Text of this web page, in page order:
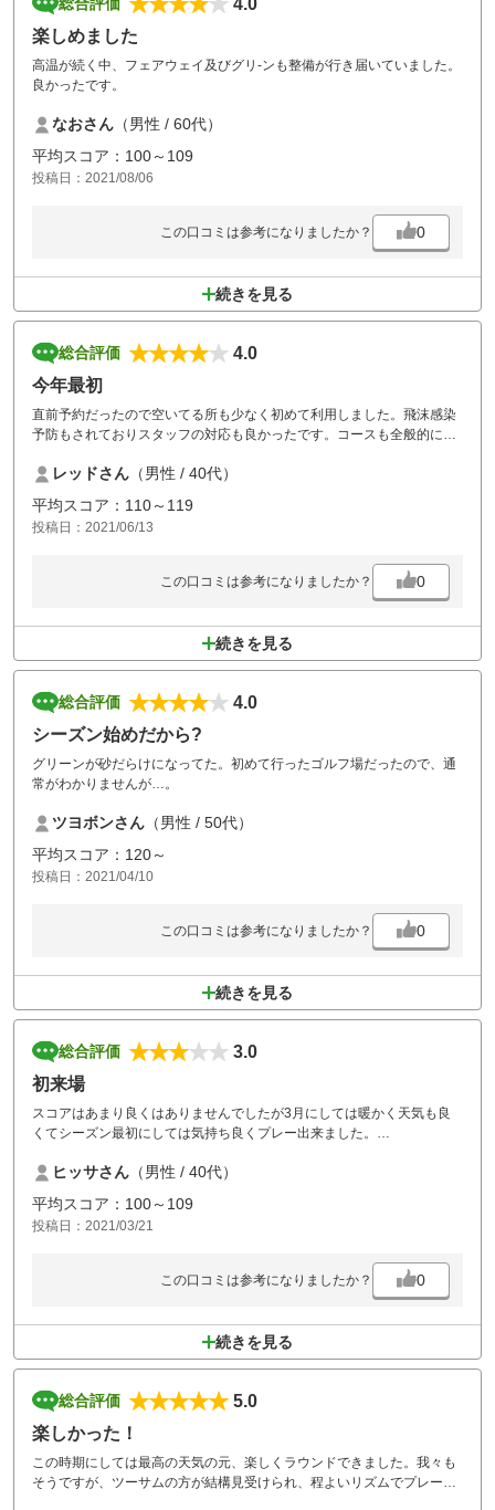
楽しめました
高温が続く中、フェアウェイ及びグリ-ンも整備が行き届いていました。
良かったです。
なおさん （男性 / 60代）
平均スコア：100～109
投稿日：2021/08/06
この口コミは参考になりましたか？ 0
続きを見る
総合評価
4.0
今年最初
直前予約だったので空いてる所も少なく初めて利用しました。飛沫感染
予防もされておりスタッフの対応も良かったです。コースも全般的に綺
また、機会があれば利用させて貰います。
レッドさん （男性 / 40代）
平均スコア：110～119
投稿日：2021/06/13
この口コミは参考になりましたか？ 0
続きを見る
総合評価
4.0
シーズン始めだから?
グリーンが砂だらけになってた。初めて行ったゴルフ場だったので、通
常がわかりませんが…。
ツヨボンさん （男性 / 50代）
平均スコア：120～
投稿日：2021/04/10
この口コミは参考になりましたか？ 0
続きを見る
総合評価
3.0
初来場
スコアはあまり良くはありませんでしたが3月にしては暖かく天気も良
くてシーズン最初にしては気持ち良くプレー出来ました。
ただ凄く混んでいて特に後半なんかは毎ホール待つ事がありホールアウ
トするのに大分時間がかかりました。
初めて利用させてもらったゴルフ場なんですがクラブハウス内は広くて
くオンボロだったしモニターもついていませんでした。
導入する事によってブラインドホールなどによるスロープレーの改善に
も繋がると思うしコンペなどの場合にも利便性にも良いので早急に改善
は必要だと思います。
ヒッサさん （男性 / 40代）
平均スコア：100～109
投稿日：2021/03/21
この口コミは参考になりましたか？ 0
続きを見る
総合評価
5.0
楽しかった！
この時期にしては最高の天気の元、楽しくラウンドできました。我々も
そうですが、ツーサムの方が結構見受けられ、程よいリズムでプレーす